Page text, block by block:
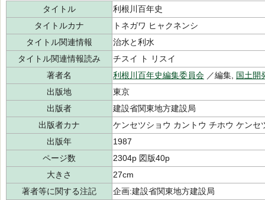
タイトル
利根川百年史
タイトルカナ
トネガワ ヒャクネンシ
タイトル関連情報
治水と利水
タイトル関連情報読み
チスイ ト リスイ
著者名
利根川百年史編集委員会 ／編集, 国土開
出版地
東京
出版者
建設省関東地方建設局
出版者カナ
ケンセツショウ カントウ チホウ ケンセ
出版年
1987
ページ数
2304p 図版40p
大きさ
27cm
著者等に関する注記
企画:建設省関東地方建設局